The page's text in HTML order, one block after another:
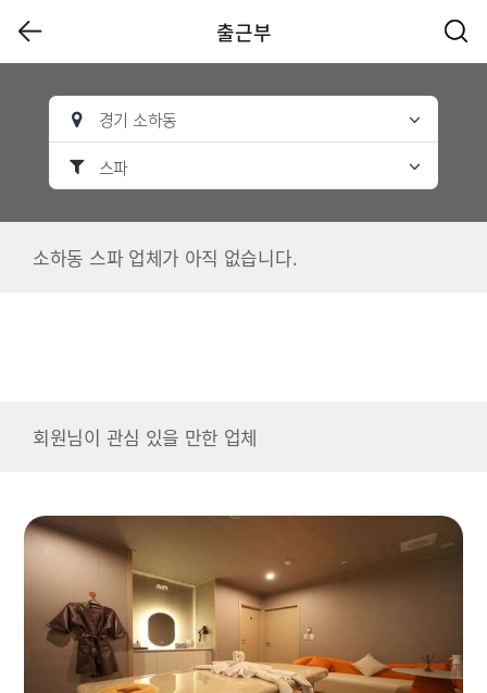
출근부
경기 소하동
스파
소하동 스파 업체가 아직 없습니다.
회원님이 관심 있을 만한 업체